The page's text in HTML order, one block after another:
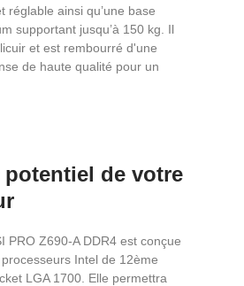
réglable ainsi qu’une base
supportant jusqu’à 150 kg. Il
et est rembourré d'une
de haute qualité pour un
potentiel de votre
PRO Z690-A DDR4 est conçue
Intel de 12ème
LGA 1700. Elle permettra